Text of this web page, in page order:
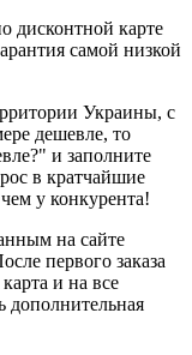
дисконтной карте
самой низкой
Украины, с
дешевле, то
и заполните
в кратчайшие
у конкурента!
на сайте
первого заказа
и на все
дополнительная